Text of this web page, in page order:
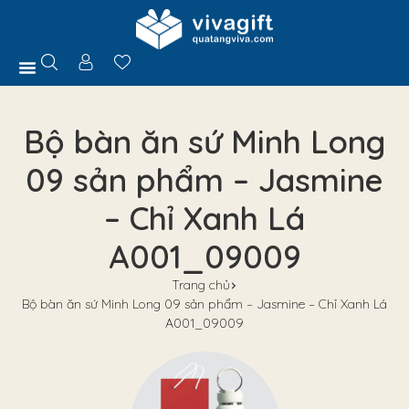
Bộ bàn ăn sứ Minh Long
09 sản phẩm – Jasmine
– Chỉ Xanh Lá
A001_09009
Trang chủ
Bộ bàn ăn sứ Minh Long 09 sản phẩm – Jasmine – Chỉ Xanh Lá
A001_09009